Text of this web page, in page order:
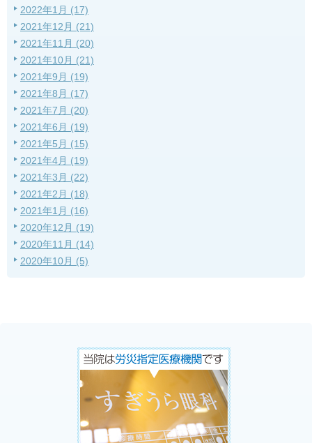
2022年1月 (17)
2021年12月 (21)
2021年11月 (20)
2021年10月 (21)
2021年9月 (19)
2021年8月 (17)
2021年7月 (20)
2021年6月 (19)
2021年5月 (15)
2021年4月 (19)
2021年3月 (22)
2021年2月 (18)
2021年1月 (16)
2020年12月 (19)
2020年11月 (14)
2020年10月 (5)